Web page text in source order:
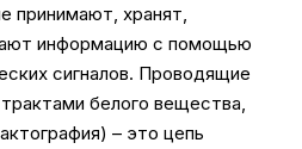
принимают, хранят,
информацию с помощью
сигналов. Проводящие
белого вещества,
– это цепь